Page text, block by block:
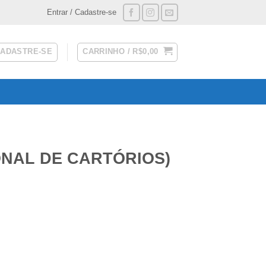
Entrar / Cadastre-se
SE CARRINHO / R$0,00
DE CARTÓRIOS)